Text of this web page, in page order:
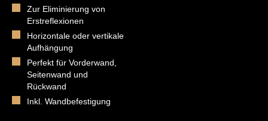
Zur Eliminierung von
Erstreflexionen
Horizontale oder vertikale
Aufhängung
Perfekt für Vorderwand,
Seitenwand und
Rückwand
Inkl. Wandbefestigung